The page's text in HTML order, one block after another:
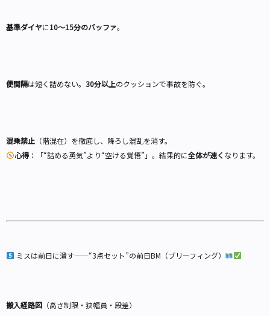
基準ダイヤに10〜15分のバッファ。
便間隔は短く詰めない。 30分以上のクッションで事故を防ぐ。
混乗禁止 （階混在）を徹底し、降ろし混乱を消す。
心得：「“詰める勇気”より“空ける覚悟”」。結果的に全体が速く なります。
ミスは前日に潰す——“3点セット”の前日BM（ブリーフィング）
搬入経路図 （高さ制限・狭幅員・段差）